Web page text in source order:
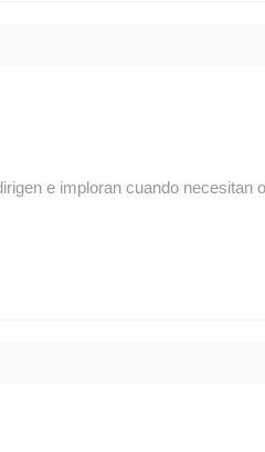
e imploran cuando necesitan